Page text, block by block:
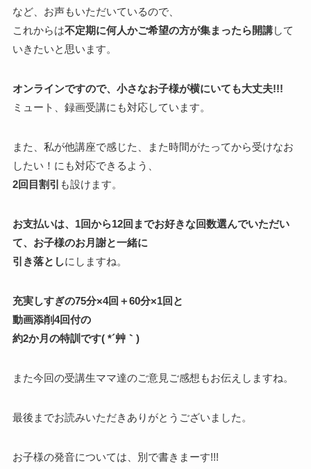
など、お声もいただいているので、
これからは不定期に何人かご希望の方が集まったら開講して
いきたいと思います。
オンラインですので、小さなお子様が横にいても大丈夫!!!
ミュート、録画受講にも対応しています。
また、私が他講座で感じた、また時間がたってから受けなお
したい！にも対応できるよう、
2回目割引 も設けます。
お支払いは、1回から12回までお好きな回数選んでいただい
て、お子様のお月謝と一緒に
引き落としにしますね。
充実しすぎの75分×4回＋60分×1回と
動画添削4回付の
約2か月の特訓です( *´艸｀)
また今回の受講生ママ達のご意見ご感想もお伝えしますね。
最後までお読みいただきありがとうございました。
お子様の発音については、別で書きまーす!!!